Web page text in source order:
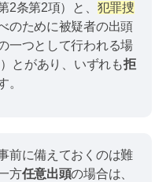
2条第2項）と、 犯罪捜
のために被疑者の出頭
一つとして行われる場
とがあり、いずれも拒
。
前に備えておくのは難
方任意出頭の場合は、